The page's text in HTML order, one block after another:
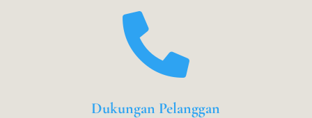

Dukungan Pelanggan